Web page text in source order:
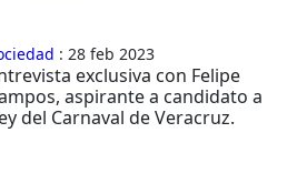
: 28 feb 2023
exclusiva con Felipe
aspirante a candidato a
del Carnaval de Veracruz.